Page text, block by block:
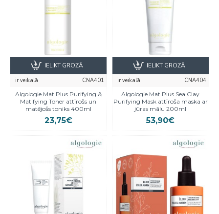
ir veikalā
CNA401
Algologie Mat Plus Purifying &
Matifying Toner attīrošs un
matējošs toniks 400ml
23,75€
IELIKT GROZĀ
ir veikalā
CNA404
Algologie Mat Plus Sea Clay
Purifying Mask attīroša maska ar
jūras mālu 200ml
53,90€
IELIKT GROZĀ